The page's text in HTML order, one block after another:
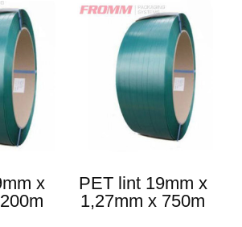
x
PET lint 19mm x
1,27mm x 750m